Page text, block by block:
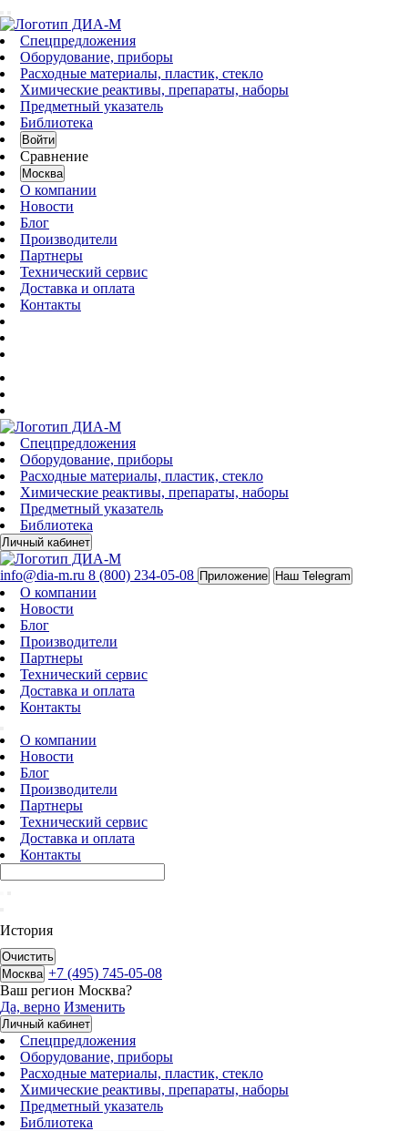
Спецпредложения
Оборудование, приборы
Расходные материалы, пластик, стекло
Химические реактивы, препараты, наборы
Предметный указатель
Библиотека
Войти
Сравнение
Москва
О компании
Новости
Блог
Производители
Партнеры
Технический сервис
Доставка и оплата
Контакты
Спецпредложения
Оборудование, приборы
Расходные материалы, пластик, стекло
Химические реактивы, препараты, наборы
Предметный указатель
Библиотека
Личный кабинет
info@dia-m.ru 8 (800) 234-05-08 Приложение Наш Telegram
О компании
Новости
Блог
Производители
Партнеры
Технический сервис
Доставка и оплата
Контакты
О компании
Новости
Блог
Производители
Партнеры
Технический сервис
Доставка и оплата
Контакты
История
Очистить
Москва +7 (495) 745-05-08
Ваш регион Москва?
Да, верно Изменить
Личный кабинет
Спецпредложения
Оборудование, приборы
Расходные материалы, пластик, стекло
Химические реактивы, препараты, наборы
Предметный указатель
Библиотека